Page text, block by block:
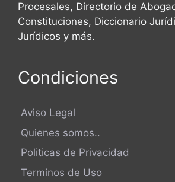
Procesales, Directorio de
Constituciones, Diccionario
Jurídicos y más.
Condiciones
Aviso Legal
Quienes somos..
Politicas de Privacidad
Terminos de Uso